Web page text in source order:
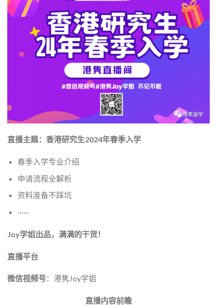
直播主题：香港研究生2024年春季入学
春季入学专业介绍
申请流程全解析
资料准备不踩坑
······
Joy学姐出品，满满的干货！
直播平台
微信视频号：港隽Joy学姐
直播内容前瞻